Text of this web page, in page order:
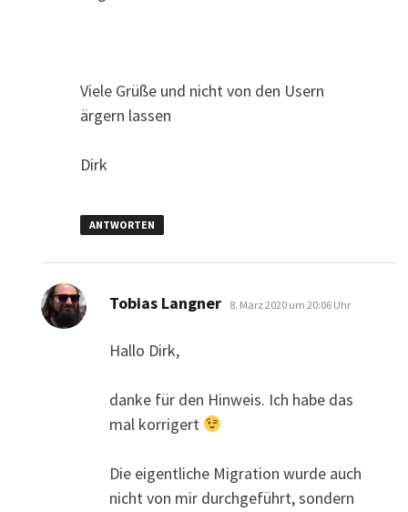
Viele Grüße und nicht von den Usern
ärgern lassen
Dirk
ANTWORTEN
Tobias Langner sagt:
8. März 2020 um 20:06 Uhr
Hallo Dirk,
danke für den Hinweis. Ich habe das
mal korrigert
Die eigentliche Migration wurde auch
nicht von mir durchgeführt, sondern